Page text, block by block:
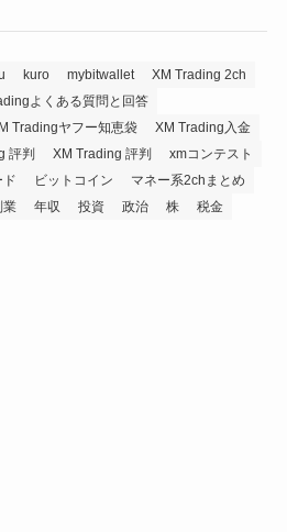
kuro mybitwallet
XM Trading 2ch
よくある質問と回答
Tradingヤフー知恵袋
XM Trading入金
評判 XM Trading 評判
xmコンテスト
ド ビットコイン
マネー系2chまとめ
業 年収 投資 政治 株
税金